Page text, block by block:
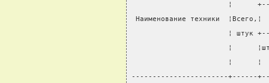
¦
Наименование техники
¦ штук
¦
¦      ¦
-----------------------+------